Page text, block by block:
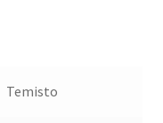
Temisto